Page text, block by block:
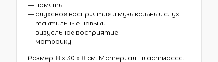
— память
— слуховое восприятие и музыкальный слух
— тактильные навыки
— визуальное восприятие
— моторику
Размер: 8 x 30 x 8 см. Материал: пластмасса.